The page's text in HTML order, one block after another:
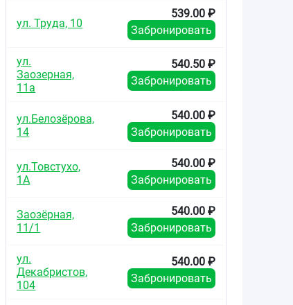
Аторвастатин-
Вертекс таблетки
плёночной
оболочкой 10мг
Аторвастатин-
Вертекс таблетки
плёночной
оболочкой 20мг
№90
ул. Труда, 10
539.00 ₽
Забронировать
ул.
Заозерная,
11а
540.50 ₽
Забронировать
ул.Белозёрова,
14
540.00 ₽
Забронировать
ул.Товстухо,
1А
540.00 ₽
Забронировать
Заозёрная,
11/1
540.00 ₽
Забронировать
ул.
Декабристов,
104
540.00 ₽
Забронировать